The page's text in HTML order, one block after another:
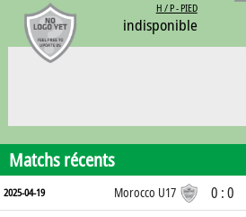
H / P - PIED
indisponible
Matchs récents
2025-04-19 Morocco U17 0 : 0